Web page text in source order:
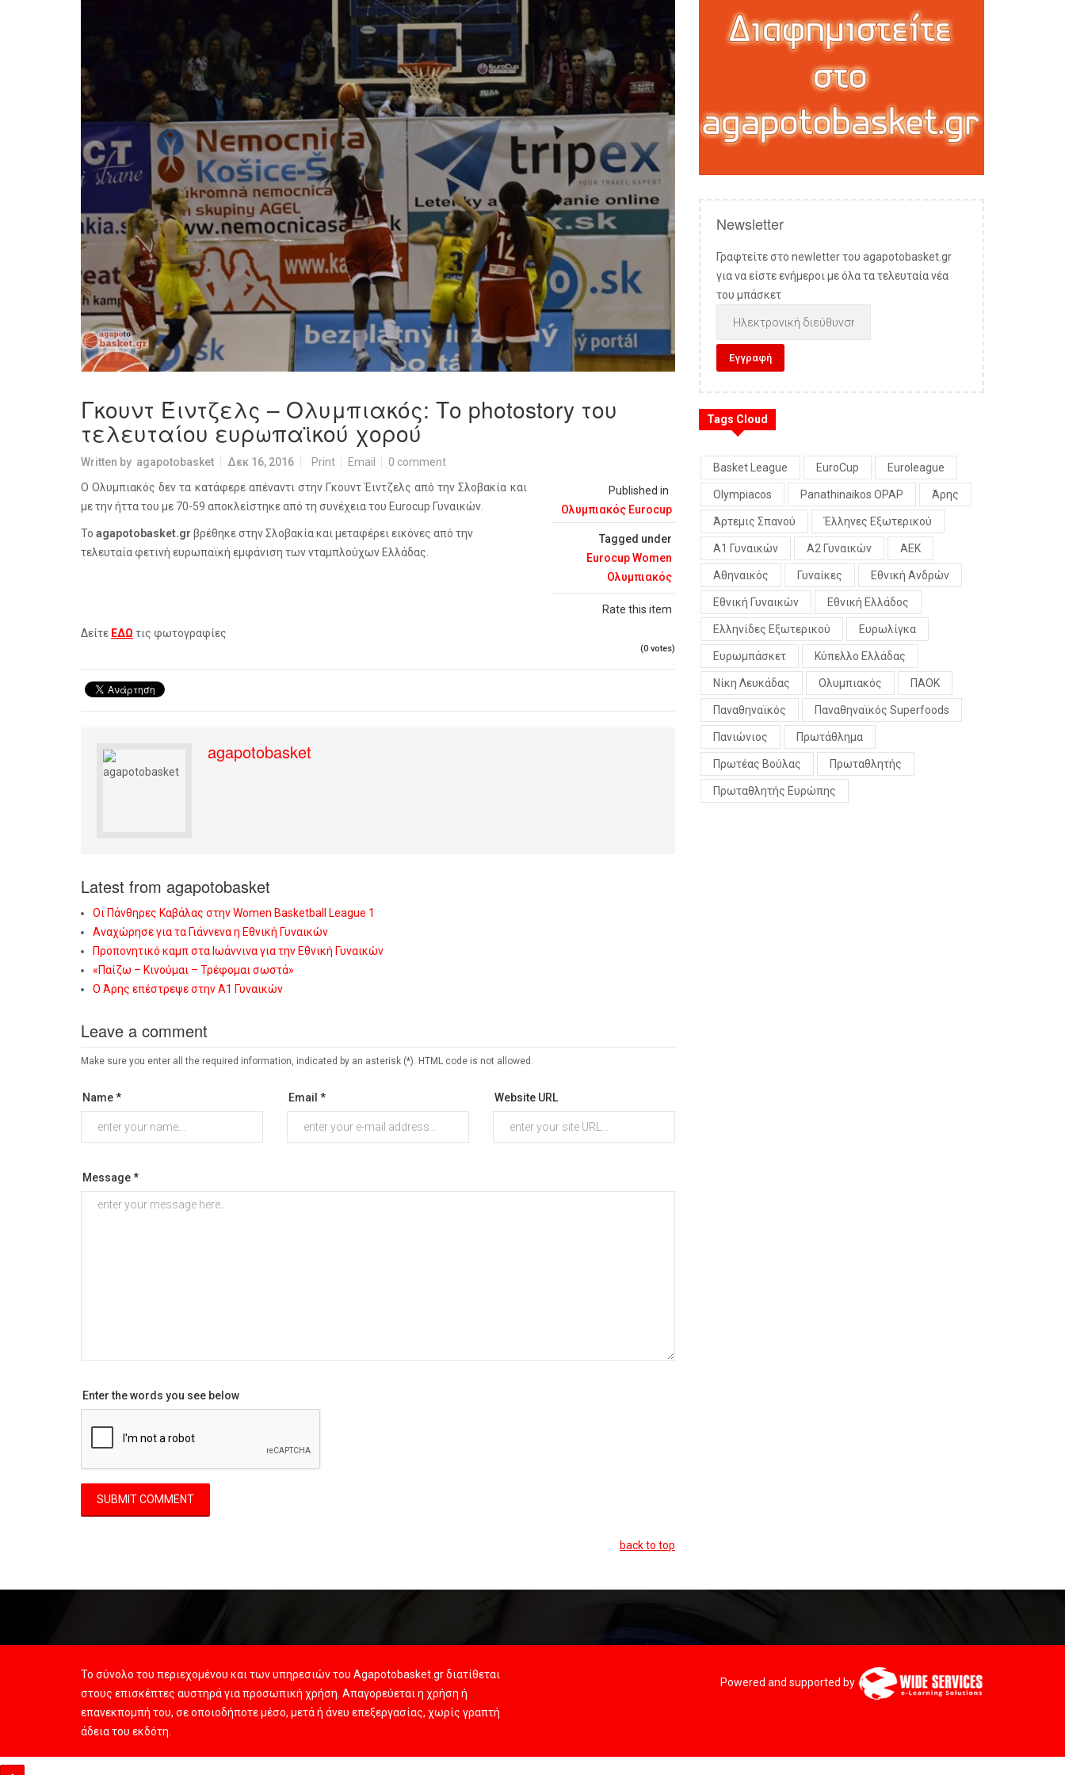
Γκουντ Έιντζελς – Ολυμπιακός: Το photostory του
τελευταίου ευρωπαϊκού χορού
Written by agapotobasket Δεκ 16, 2016 Print Email 0 comment
Published in
Ολυμπιακός Eurocup
Tagged under
Eurocup Women
Ολυμπιακός
Rate this item
(0 votes)
Ο Ολυμπιακός δεν τα κατάφερε απέναντι στην Γκουντ Έιντζελς από την Σλοβακία και
με την ήττα του με 70-59 αποκλείστηκε από τη συνέχεια του Eurocup Γυναικών.
Το agapotobasket.gr βρέθηκε στην Σλοβακία και μεταφέρει εικόνες από την
τελευταία φετινή ευρωπαϊκή εμφάνιση των νταμπλούχων Ελλάδας.
Δείτε ΕΔΩ τις φωτογραφίες
agapotobasket
Latest from agapotobasket
Οι Πάνθηρες Καβάλας στην Women Basketball League 1
Αναχώρησε για τα Γιάννενα η Εθνική Γυναικών
Προπονητικό καμπ στα Ιωάννινα για την Εθνική Γυναικών
«Παίζω – Κινούμαι – Τρέφομαι σωστά»
Ο Άρης επέστρεψε στην Α1 Γυναικών
Leave a comment
Make sure you enter all the required information, indicated by an asterisk (*). HTML code is not allowed.
Name * Email * Website URL
Message *
Enter the words you see below
back to top
Newsletter
Γραφτείτε στο newletter του agapotobasket.gr
για να είστε ενήμεροι με όλα τα τελευταία νέα
του μπάσκετ
Tags Cloud
Basket League EuroCup Euroleague
Olympiacos Panathinaikos OPAP Άρης
Άρτεμις Σπανού Έλληνες Εξωτερικού
Α1 Γυναικών Α2 Γυναικών ΑΕΚ
Αθηναικός Γυναίκες Εθνική Ανδρών
Εθνική Γυναικών Εθνική Ελλάδος
Ελληνίδες Εξωτερικού Ευρωλίγκα
Ευρωμπάσκετ Κύπελλο Ελλάδας
Νίκη Λευκάδας Ολυμπιακός ΠΑΟΚ
Παναθηναϊκός Παναθηναϊκός Superfoods
Πανιώνιος Πρωτάθλημα
Πρωτέας Βούλας Πρωταθλητής
Πρωταθλητής Ευρώπης
Το σύνολο του περιεχομένου και των υπηρεσιών του Agapotobasket.gr διατίθεται
στους επισκέπτες αυστηρά για προσωπική χρήση. Απαγορεύεται η χρήση ή
επανεκπομπή του, σε οποιοδήποτε μέσο, μετά ή άνευ επεξεργασίας, χωρίς γραπτή
άδεια του εκδότη.
Powered and supported by